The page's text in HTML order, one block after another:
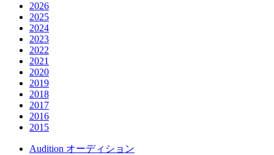
2026
2025
2024
2023
2022
2021
2020
2019
2018
2017
2016
2015
Audition オーディション